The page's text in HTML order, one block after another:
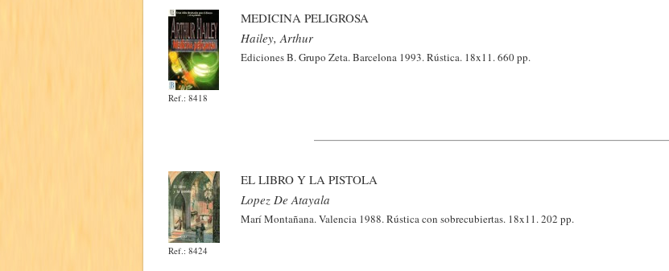
Ref.: 8418
MEDICINA PELIGROSA
Hailey, Arthur
Ediciones B. Grupo Zeta. Barcelona 1993. Rústica. 18x11. 660 pp.
Ref.: 8424
EL LIBRO Y LA PISTOLA
Lopez De Atayala
Marí Montañana. Valencia 1988. Rústica con sobrecubiertas. 18x11. 202 pp.